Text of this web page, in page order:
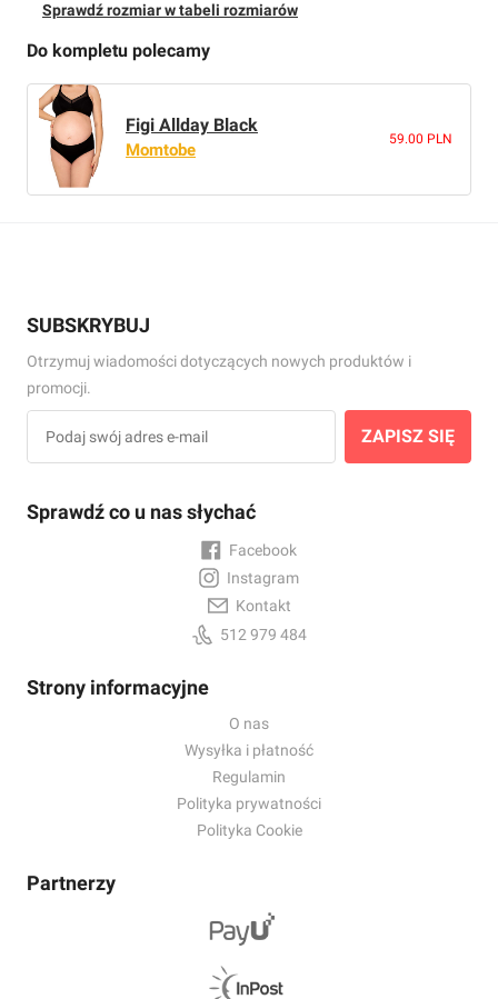
Sprawdź rozmiar w tabeli rozmiarów
Do kompletu polecamy
Figi Allday Black
Momtobe
59.00 PLN
Sprawdź co u nas słychać
Facebook
Instagram
Kontakt
512 979 484
Strony informacyjne
O nas
Wysyłka i płatność
Regulamin
Polityka prywatności
Polityka Cookie
Partnerzy
SUBSKRYBUJ
Otrzymuj wiadomości dotyczących nowych produktów i
promocji.
ZAPISZ SIĘ